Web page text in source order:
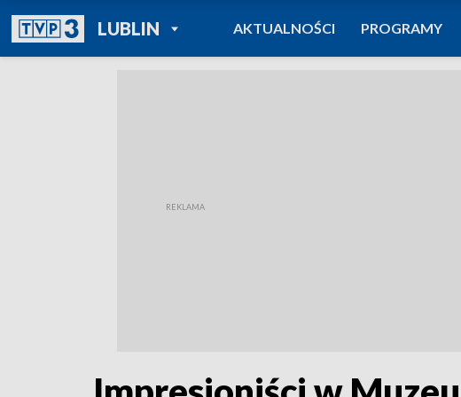
LUBLINPOWRÓT DO
TVP REGIONY
AKTUALNOŚCI PROGRAMY